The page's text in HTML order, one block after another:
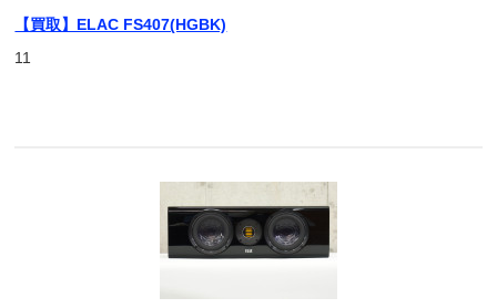
【買取】ELAC FS407(HGBK)
11